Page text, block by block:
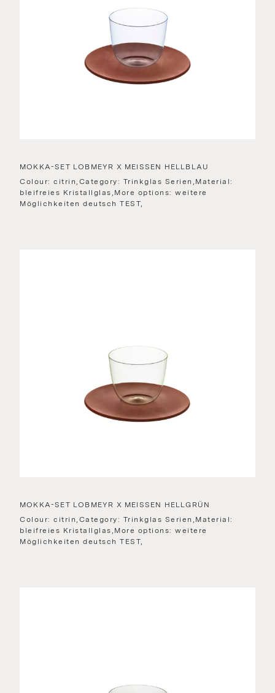
MOKKA-SET LOBMEYR X MEISSEN HELLBLAU
Colour: citrin,Category: Trinkglas Serien,Material:
bleifreies Kristallglas,More options: weitere
Möglichkeiten deutsch TEST,
MOKKA-SET LOBMEYR X MEISSEN HELLGRÜN
Colour: citrin,Category: Trinkglas Serien,Material:
bleifreies Kristallglas,More options: weitere
Möglichkeiten deutsch TEST,